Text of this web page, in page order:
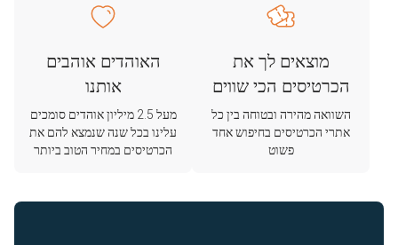
מוצאים לך את
הכרטיסים הכי שווים
השוואה מהירה ובטוחה בין כל
אתרי הכרטיסים בחיפוש אחד
פשוט
האוהדים אוהבים
אותנו
מעל 2.5 מיליון אוהדים סומכים
עלינו בכל שנה שנמצא להם את
הכרטיסים במחיר הטוב ביותר